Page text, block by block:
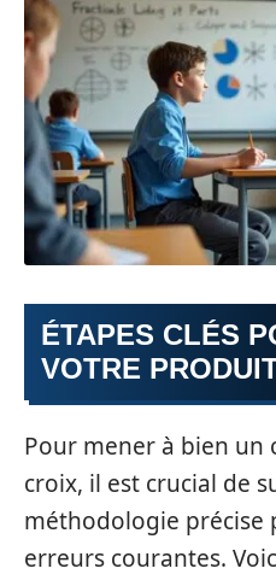
ÉTAPES CLÉS
VOTRE
Pour mener à bien un
croix, il est crucial de
méthodologie précise
erreurs courantes.